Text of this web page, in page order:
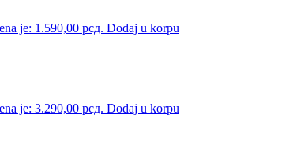
je: 1.590,00 рсд. Dodaj u korpu
je: 3.290,00 рсд. Dodaj u korpu